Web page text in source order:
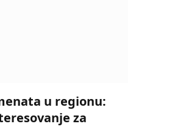
u regionu:
za